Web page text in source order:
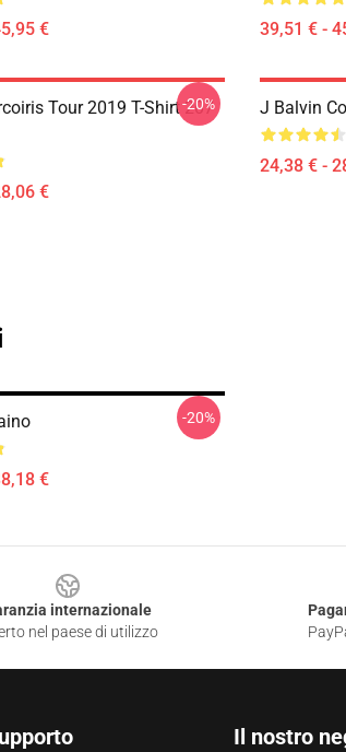
€ 39,51 € -
Tour 2019 T-Shirt 207
€
-20% J Balvin
24,38 € -
€
-20%
internazionale
nel paese di utilizzo
Il nostro